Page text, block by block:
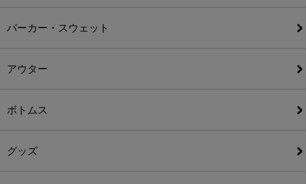
パーカー・スウェット
アウター
ボトムス
グッズ